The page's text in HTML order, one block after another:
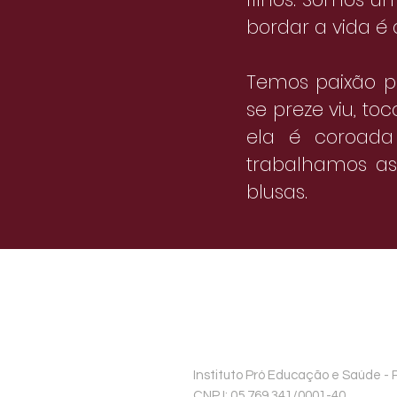
bordar a vida é
Temos paixão
se preze viu,
ela é coroada
trabalhamos
blusas.
​​Instituto Pró Educação e Saúde -